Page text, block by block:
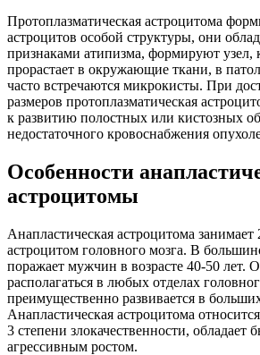
Протоплазматическая астроцитома
астроцитов особой структуры, они
признаками атипизма, формируют узел,
прорастает в окружающие ткани, в
часто встречаются микрокисты. При
размеров протоплазматическая
к развитию полостных или кистозных
недостаточного кровоснабжения
Особенности
астроцитомы
Анапластическая астроцитома занимает
астроцитом головного мозга. В
поражает мужчин в возрасте 40-50 лет.
располагаться в любых отделах
преимущественно развивается в
Анапластическая астроцитома
3 степени злокачественности, обладает
агрессивным ростом.